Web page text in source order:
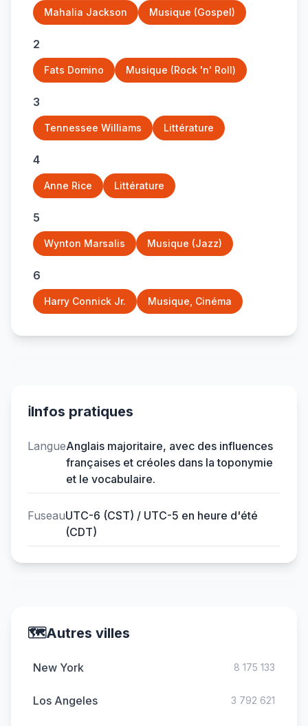
Mahalia Jackson Musique (Gospel)
2
Fats Domino Musique (Rock 'n' Roll)
3
Tennessee Williams Littérature
4
Anne Rice Littérature
5
Wynton Marsalis Musique (Jazz)
6
Harry Connick Jr. Musique, Cinéma
ℹ️Infos pratiques
LangueAnglais majoritaire, avec des influences
françaises et créoles dans la toponymie
et le vocabulaire.
FuseauUTC-6 (CST) / UTC-5 en heure d'été
(CDT)
🗺️Autres villes
New York 8 175 133
Los Angeles 3 792 621